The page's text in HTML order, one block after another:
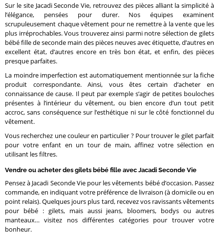
Sur le site Jacadi Seconde Vie, retrouvez des pièces alliant la simplicité à
l’élégance, pensées pour durer. Nos équipes examinent
scrupuleusement chaque vêtement pour ne remettre à la vente que les
plus irréprochables. Vous trouverez ainsi parmi notre sélection de gilets
bébé fille de seconde main des pièces neuves avec étiquette, d’autres en
excellent état, d’autres encore en très bon état, et enfin, des pièces
presque parfaites.
La moindre imperfection est automatiquement mentionnée sur la fiche
produit correspondante. Ainsi, vous êtes certain d’acheter en
connaissance de cause. Il peut par exemple s’agir de petites bouloches
présentes à l’intérieur du vêtement, ou bien encore d’un tout petit
accroc, sans conséquence sur l’esthétique ni sur le côté fonctionnel du
vêtement.
Vous recherchez une couleur en particulier ? Pour trouver le gilet parfait
pour votre enfant en un tour de main, affinez votre sélection en
utilisant les filtres.
Vendre ou acheter des gilets bébé fille avec Jacadi Seconde Vie
Pensez à Jacadi Seconde Vie pour les vêtements bébé d’occasion. Passez
commande, en indiquant votre préférence de livraison (à domicile ou en
point relais). Quelques jours plus tard, recevez vos ravissants vêtements
pour bébé : gilets, mais aussi jeans, bloomers, bodys ou autres
manteaux… visitez nos différentes catégories pour trouver votre
bonheur.